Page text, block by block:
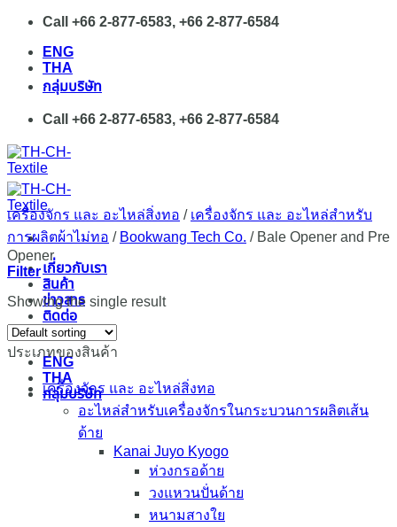
Skip
content
Call +66 2-877-6583, +66 2-877-6584
ENG
THA
กลุ่มบริษัท
Call +66 2-877-6583, +66 2-877-6584
เกี่ยวกับเรา
สินค้า
ข่าวสาร
ติดต่อ
ENG
THA
กลุ่มบริษัท
เครื่องจักร และ อะไหล่สิ่งทอ / เครื่องจักร และ อะไหล่สำหรับ
การผลิตผ้าไม่ทอ / Bookwang Tech Co. /Bale Opener and Pre
Opener
Filter
Showing the single result
ประเภทของสินค้า
เครื่องจักร และ อะไหล่สิ่งทอ
อะไหล่สำหรับเครื่องจักรในกระบวนการผลิตเส้น
ด้าย
Kanai Juyo Kyogo
ห่วงกรอด้าย
วงแหวนปั่นด้าย
หนามสางใย